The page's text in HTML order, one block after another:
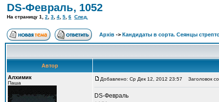
DS-Февраль, 1052
На страницу 1 2 3 4 5 6 След.
Архів -> Кандидаты в сорта. Сеянцы
Автор
Алхимик
Паша
Добавлено: Ср Дек 12, 2012 23:57 Заголовок
DS-Февраль